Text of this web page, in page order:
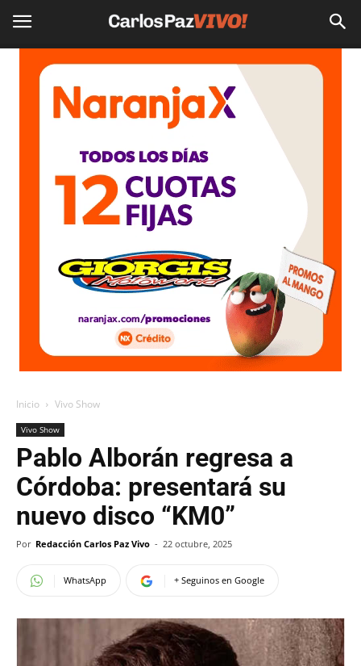
Inicio Vivo Show
Vivo Show
Pablo Alborán regresa a
Córdoba: presentará su
nuevo disco “KM0”
Por Redacción Carlos Paz Vivo - 22 octubre, 2025
WhatsApp + Seguinos en Google